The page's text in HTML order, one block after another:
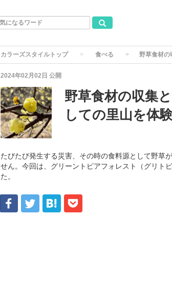
カラーズスタイルトップ 食べる 野草食材の
2024年02月02日 公開
野草食材の収集
しての里山を体
たびたび発生する災害、その時の食料源として野草
せん。今回は、グリーントピアフォレスト（グリト
た。